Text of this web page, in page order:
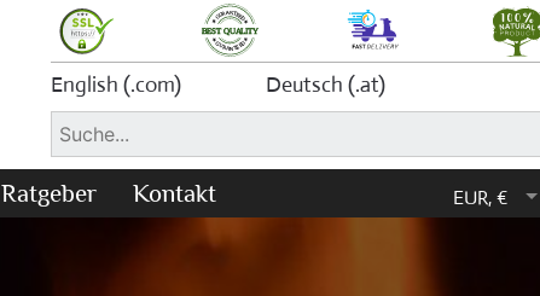
English (.com) Deutsch (.at)
EUR, €
Ratgeber Kontakt